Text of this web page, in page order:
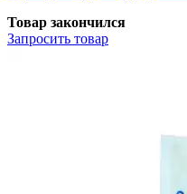
Товар закончился
Запросить товар